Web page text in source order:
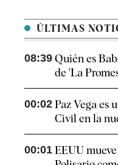
ÚLTIMAS
08:39 Quién es
de 'La
00:02 Paz Vega es
Civil en la
00:01 EEUU